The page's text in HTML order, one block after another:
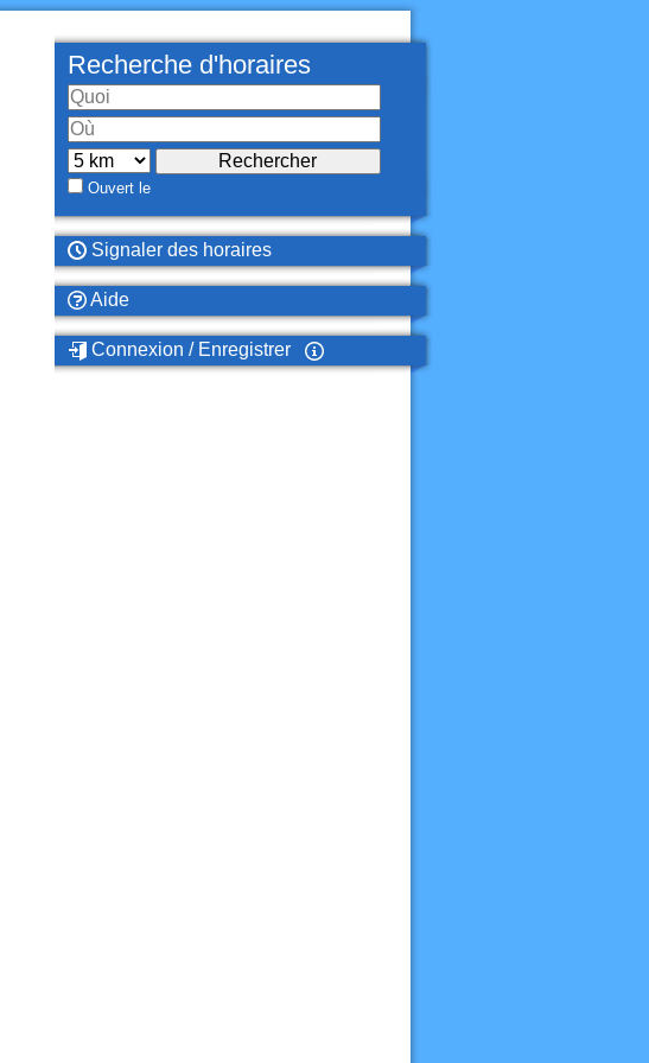
Recherche d'horaires
Ouvert le
Signaler des horaires
Aide
Connexion / Enregistrer